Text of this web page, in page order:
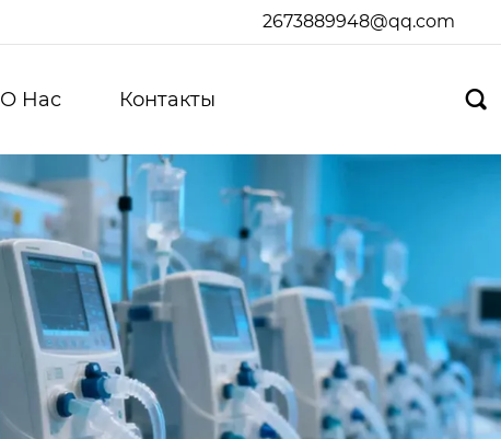
2673889948@qq.com
О Hас Контакты 